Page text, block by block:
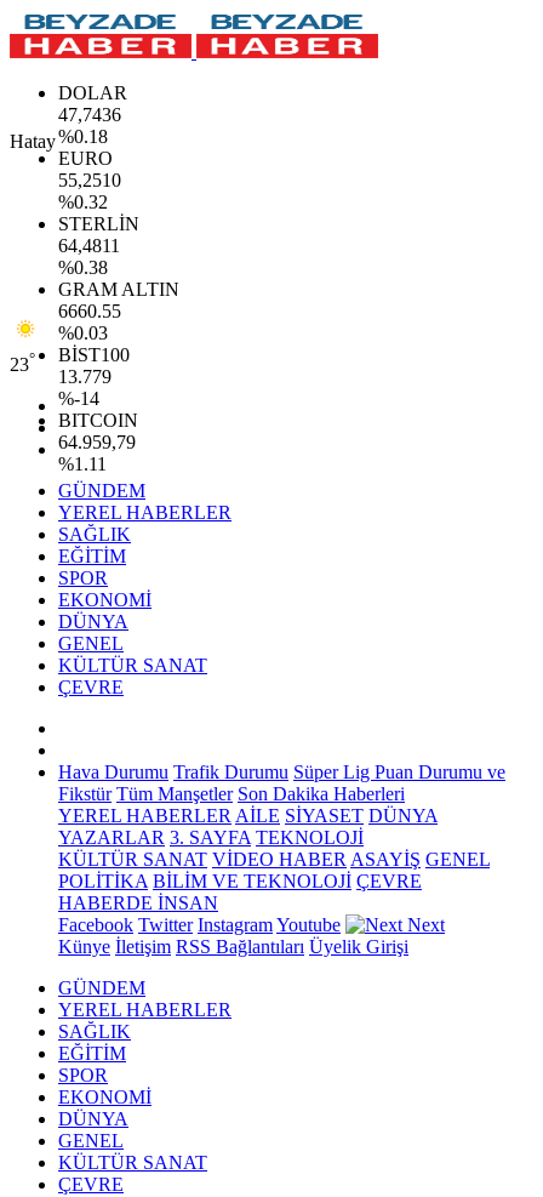
DOLAR
47,7436
%0.18
EURO
55,2510
%0.32
STERLİN
64,4811
%0.38
GRAM ALTIN
6660.55
%0.03
BİST100
13.779
%-14
BITCOIN
64.959,79
%1.11
Hatay
23°
GÜNDEM
YEREL HABERLER
SAĞLIK
EĞİTİM
SPOR
EKONOMİ
DÜNYA
GENEL
KÜLTÜR SANAT
ÇEVRE
Hava Durumu Trafik Durumu Süper Lig Puan Durumu ve
Fikstür Tüm Manşetler Son Dakika Haberleri
YEREL HABERLER AİLE SİYASET DÜNYA
YAZARLAR 3. SAYFA TEKNOLOJİ
KÜLTÜR SANAT VİDEO HABER ASAYİŞ GENEL
POLİTİKA BİLİM VE TEKNOLOJİ ÇEVRE
HABERDE İNSAN
Facebook Twitter InstagramYoutube
Next
Künye İletişim RSS Bağlantıları Üyelik Girişi
GÜNDEM
YEREL HABERLER
SAĞLIK
EĞİTİM
SPOR
EKONOMİ
DÜNYA
GENEL
KÜLTÜR SANAT
ÇEVRE